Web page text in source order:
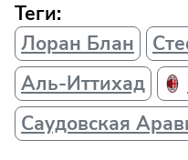
Теги:
Лоран Блан
Аль-Иттихад
Саудовская